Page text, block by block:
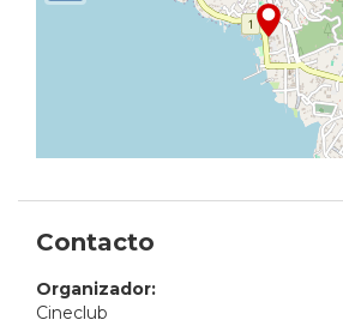
Contacto
Organizador:
Cineclub